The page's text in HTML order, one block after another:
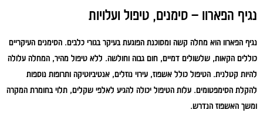
נגיף הפארוו – סימנים, טיפול ועלויות
נגיף הפארוו הוא מחלה קשה ומסוכנת הפוגעת בעיקר בגורי כלבים. הסימנים העיקריים
כוללים הקאות, שלשולים דמיים, חום גבוה וחולשה. ללא טיפול מהיר, המחלה עלולה
להיות קטלנית. הטיפול כולל אשפוז, עירוי נוזלים, אנטיביוטיקה ותרופות נוספות
להקלת הסימפטומים. עלות הטיפול יכולה להגיע לאלפי שקלים, תלוי בחומרת המקרה
ומשך האשפוז הנדרש.